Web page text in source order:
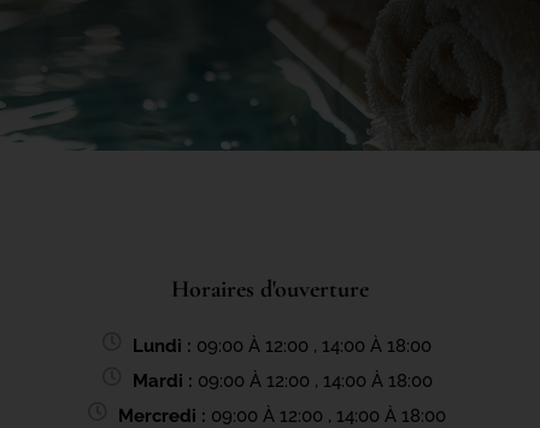
Horaires d'ouverture
Lundi : 09:00 À 12:00 , 14:00 À 18:00
Mardi : 09:00 À 12:00 , 14:00 À 18:00
Mercredi : 09:00 À 12:00 , 14:00 À 18:00